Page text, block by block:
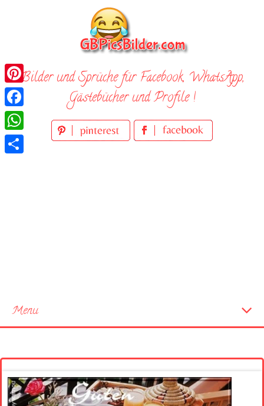
Bilder und Sprüche für Facebook, WhatsApp,
Gästebücher und Profile !
Menu
Pinterest
Facebook
WhatsApp